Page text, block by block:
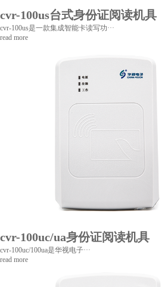
cvr-100us台式身份证阅读机具
cvr-100us是一款集成智能卡读写功···
read more
cvr-100uc/ua身份证阅读机具
cvr-100uc/100ua是华视电子···
read more